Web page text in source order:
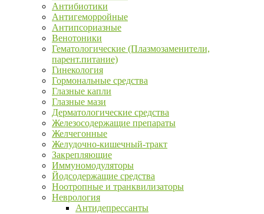
Антибиотики
Антигеморройные
Антипсориазные
Венотоники
Гематологические (Плазмозаменители,
парент.питание)
Гинекология
Гормональные средства
Глазные капли
Глазные мази
Дерматологические средства
Железосодержащие препараты
Желчегонные
Желудочно-кишечный-тракт
Закрепляющие
Иммуномодуляторы
Йодсодержащие средства
Ноотропные и транквилизаторы
Неврология
Антидепрессанты